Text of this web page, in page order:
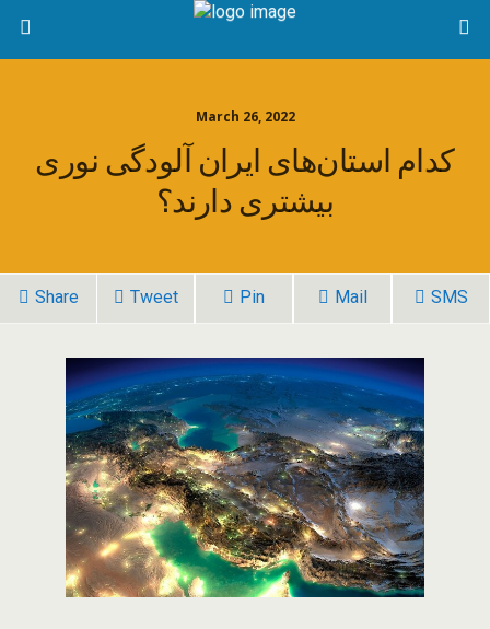
March 26, 2022
کدام استان‌های ایران آلودگی نوری
بیشتری دارند؟
Share Tweet Pin Mail SMS